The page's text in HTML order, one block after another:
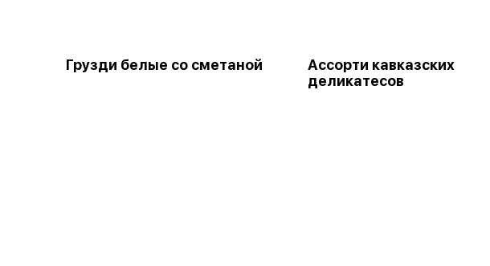
Грузди белые со сметаной
Ассорти кавказских
деликатесов